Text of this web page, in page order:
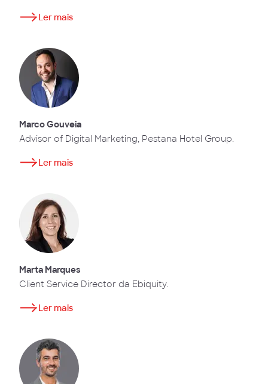
Ler mais
Marco Gouveia
Advisor of Digital Marketing, Pestana Hotel Group.
Ler mais
Marta Marques
Client Service Director da Ebiquity.
Ler mais